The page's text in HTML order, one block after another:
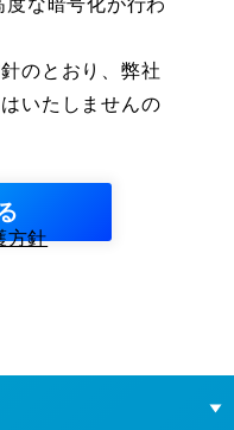
度な暗号化が行わ
のとおり、弊社
いたしませんの
方針